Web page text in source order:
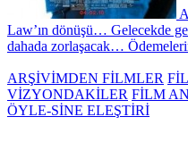
Law’ın dönüşü… Gelecekde
dahada zorlaşacak…
ARŞİVİMDEN FİLMLER
VİZYONDAKİLER FİLM
ÖYLE-SİNE ELEŞTİRİ